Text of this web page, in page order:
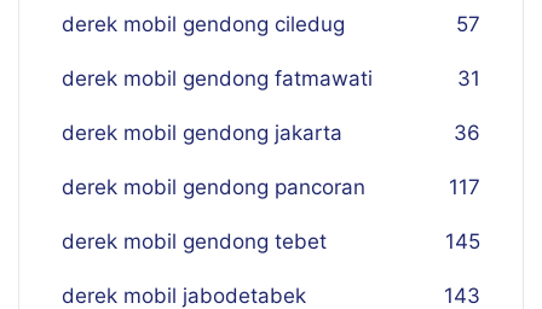
derek mobil gendong ciledug 57
derek mobil gendong fatmawati 31
derek mobil gendong jakarta 36
derek mobil gendong pancoran 117
derek mobil gendong tebet 145
derek mobil jabodetabek 143